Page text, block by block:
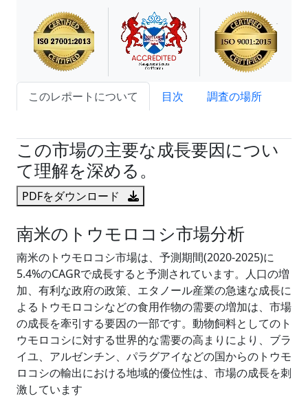
このレポートについて 目次
調査の場所
この市場の主要な成長要因につい
て理解を深める。
PDFをダウンロード
南米のトウモロコシ市場分析
南米のトウモロコシ市場は、予測期間(2020-2025)に
5.4%のCAGRで成長すると予測されています。人口の増
加、有利な政府の政策、エタノール産業の急速な成長に
よるトウモロコシなどの食用作物の需要の増加は、市場
の成長を牽引する要因の一部です。動物飼料としてのト
ウモロコシに対する世界的な需要の高まりにより、ブラ
イユ、アルゼンチン、パラグアイなどの国からのトウモ
ロコシの輸出における地域的優位性は、市場の成長を刺
激しています